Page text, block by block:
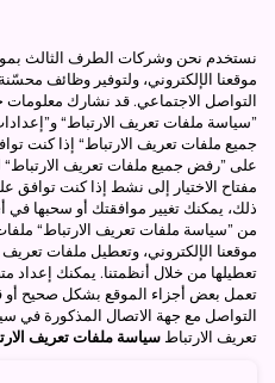
نستخدم نحن وشركات الطرف الثالث
موقعنا الإلكتروني، ولتوفير وظائف
التواصل الاجتماعي. قد نشارك
”سياسة ملفات تعريف الارتباط“
جميع ملفات تعريف الارتباط“ إذا كنت
على ”رفض جميع ملفات تعريف
مفتاح الاختيار إلى نشط إذا كنت توافق
من ”سياسة ملفات تعريف الارتباط“
موقعنا الإلكتروني، وتعطيل ملفات
تعطيلها من خلال أنظمتنا. يمكنك إعداد
تعمل بعض أجزاء الموقع بشكل صحيح أو
التواصل مع جهة الاتصال المذكورة في
تعريف الارتباط سياسة ملفات تعريف